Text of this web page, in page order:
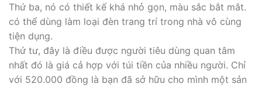
Thứ ba, nó có thiết kế khá nhỏ gọn, màu sắc bắt mắt.
có thể dùng làm loại đèn trang trí trong nhà vô cùng
tiện dụng.
Thứ tư, đây là điều được người tiêu dùng quan tâm
nhất đó là giá cả hợp với túi tiền của nhiều người. Chỉ
với 520.000 đồng là bạn đã sở hữu cho mình một sản